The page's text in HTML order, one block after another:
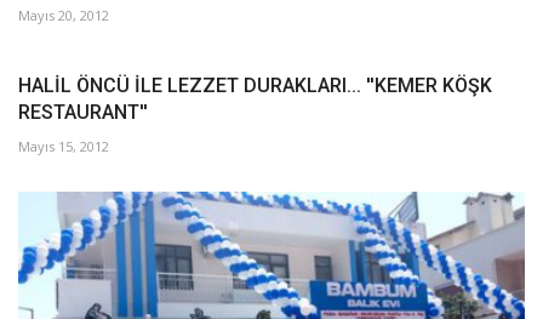
Mayıs 20, 2012
HALİL ÖNCÜ İLE LEZZET DURAKLARI... ''KEMER KÖŞK
RESTAURANT''
Mayıs 15, 2012